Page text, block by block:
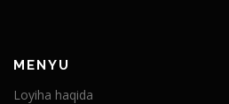
MENYU
Loyiha haqida